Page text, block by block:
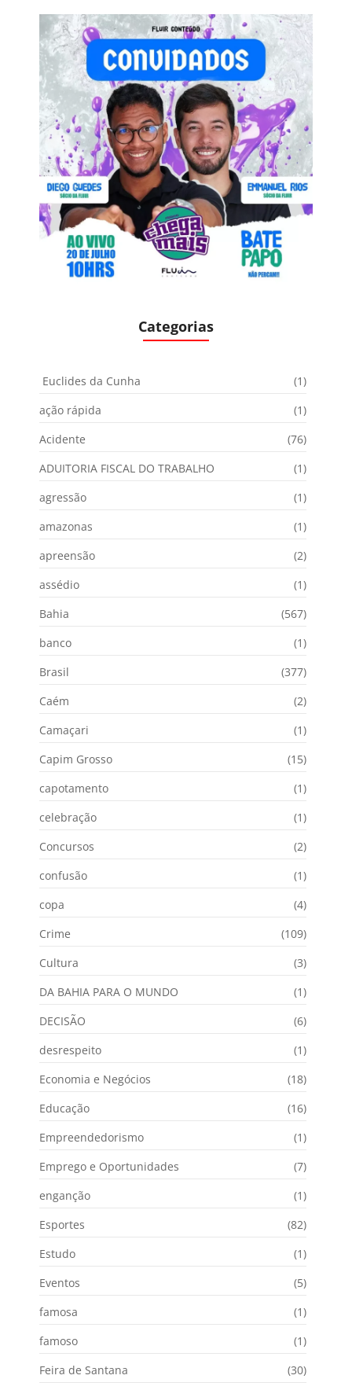
Categorias
Euclides da Cunha
(1)
ação rápida
(1)
Acidente
(76)
ADUITORIA FISCAL DO TRABALHO
(1)
agressão
(1)
amazonas
(1)
apreensão
(2)
assédio
(1)
Bahia
(567)
banco
(1)
Brasil
(377)
Caém
(2)
Camaçari
(1)
Capim Grosso
(15)
capotamento
(1)
celebração
(1)
Concursos
(2)
confusão
(1)
copa
(4)
Crime
(109)
Cultura
(3)
DA BAHIA PARA O MUNDO
(1)
DECISÃO
(6)
desrespeito
(1)
Economia e Negócios
(18)
Educação
(16)
Empreendedorismo
(1)
Emprego e Oportunidades
(7)
enganção
(1)
Esportes
(82)
Estudo
(1)
Eventos
(5)
famosa
(1)
famoso
(1)
Feira de Santana
(30)